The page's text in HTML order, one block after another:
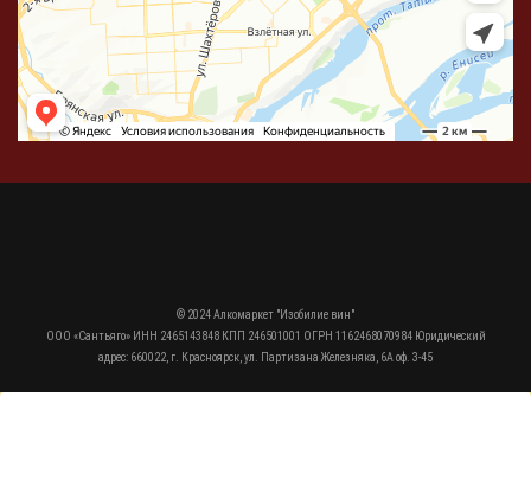
© 2024 Алкомаркет "Изобилие вин"
ООО «Сантьяго» ИНН 2465143848 КПП 246501001 ОГРН 1162468070984 Юридический
адрес: 660022, г. Красноярск, ул. Партизана Железняка, 6А оф. 3-45